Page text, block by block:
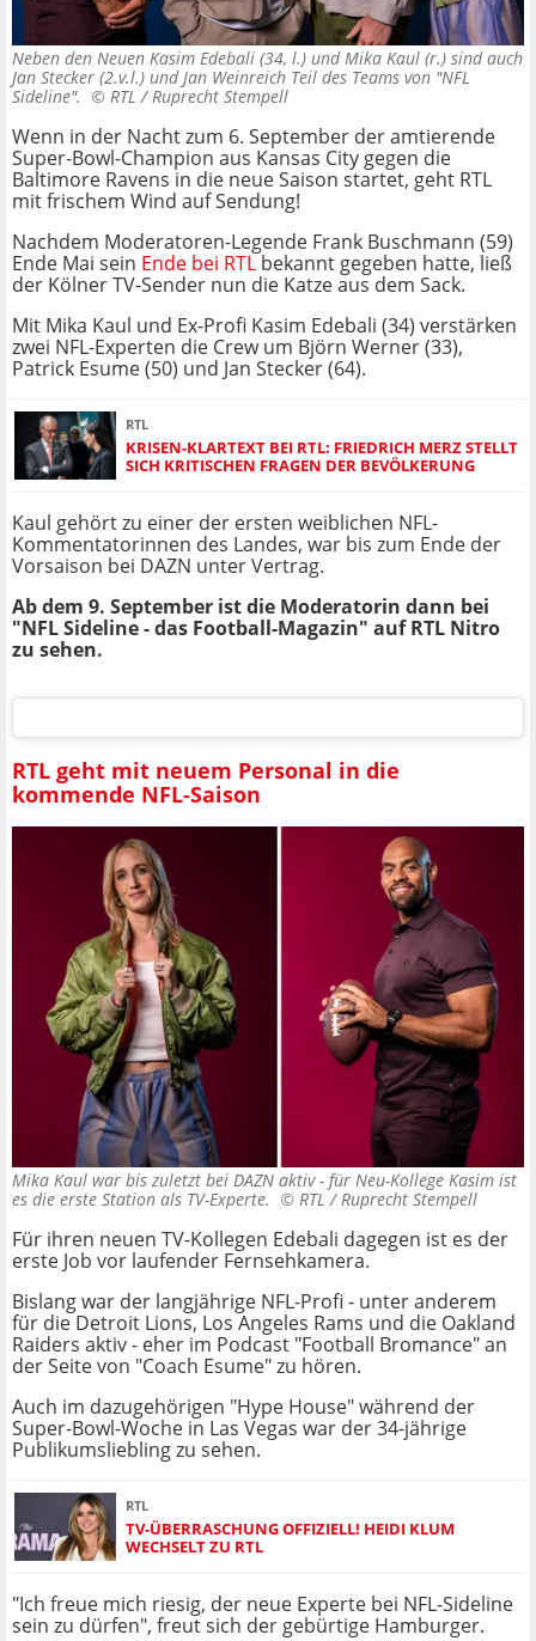
Neben den Neuen Kasim Edebali (34, l.) und Mika Kaul (r.) sind auch
Jan Stecker (2.v.l.) und Jan Weinreich Teil des Teams von "NFL
Sideline". © RTL / Ruprecht Stempell
Wenn in der Nacht zum 6. September der amtierende
Super-Bowl-Champion aus Kansas City gegen die
Baltimore Ravens in die neue Saison startet, geht RTL
mit frischem Wind auf Sendung!
Nachdem Moderatoren-Legende Frank Buschmann (59)
Ende Mai sein Ende bei RTL bekannt gegeben hatte, ließ
der Kölner TV-Sender nun die Katze aus dem Sack.
Mit Mika Kaul und Ex-Profi Kasim Edebali (34) verstärken
zwei NFL-Experten die Crew um Björn Werner (33),
Patrick Esume (50) und Jan Stecker (64).
RTL
KRISEN-KLARTEXT BEI RTL: FRIEDRICH MERZ STELLT
SICH KRITISCHEN FRAGEN DER BEVÖLKERUNG
Kaul gehört zu einer der ersten weiblichen NFL-
Kommentatorinnen des Landes, war bis zum Ende der
Vorsaison bei DAZN unter Vertrag.
Ab dem 9. September ist die Moderatorin dann bei
"NFL Sideline - das Football-Magazin" auf RTL Nitro
zu sehen.
RTL geht mit neuem Personal in die
kommende NFL-Saison
Mika Kaul war bis zuletzt bei DAZN aktiv - für Neu-Kollege Kasim ist
es die erste Station als TV-Experte. © RTL / Ruprecht Stempell
Für ihren neuen TV-Kollegen Edebali dagegen ist es der
erste Job vor laufender Fernsehkamera.
Bislang war der langjährige NFL-Profi - unter anderem
für die Detroit Lions, Los Angeles Rams und die Oakland
Raiders aktiv - eher im Podcast "Football Bromance" an
der Seite von "Coach Esume" zu hören.
Auch im dazugehörigen "Hype House" während der
Super-Bowl-Woche in Las Vegas war der 34-jährige
Publikumsliebling zu sehen.
RTL
TV-ÜBERRASCHUNG OFFIZIELL! HEIDI KLUM
WECHSELT ZU RTL
"Ich freue mich riesig, der neue Experte bei NFL-Sideline
sein zu dürfen", freut sich der gebürtige Hamburger.